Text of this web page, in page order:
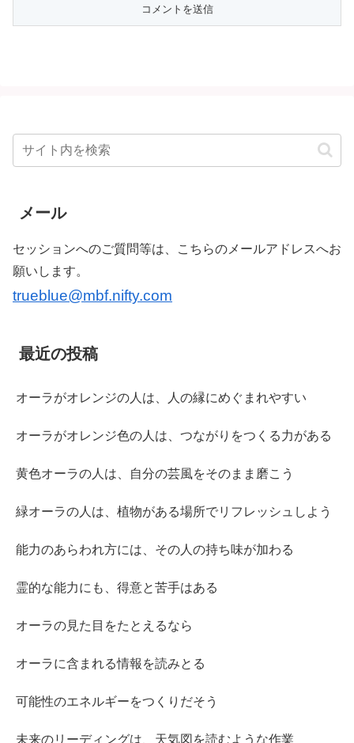
メール
セッションへのご質問等は、こちらのメールアドレスへお
願いします。
trueblue@mbf.nifty.com
最近の投稿
オーラがオレンジの人は、人の縁にめぐまれやすい
オーラがオレンジ色の人は、つながりをつくる力がある
黄色オーラの人は、自分の芸風をそのまま磨こう
緑オーラの人は、植物がある場所でリフレッシュしよう
能力のあらわれ方には、その人の持ち味が加わる
霊的な能力にも、得意と苦手はある
オーラの見た目をたとえるなら
オーラに含まれる情報を読みとる
可能性のエネルギーをつくりだそう
未来のリーディングは、天気図を読むような作業